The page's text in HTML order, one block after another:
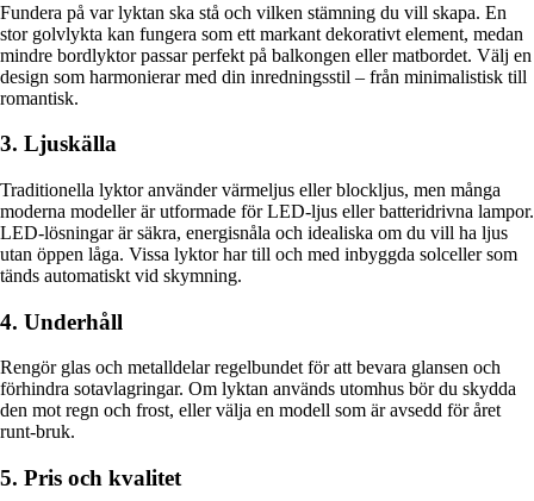
Fundera på var lyktan ska stå och vilken stämning du vill skapa. En
stor golvlykta kan fungera som ett markant dekorativt element, medan
mindre bordlyktor passar perfekt på balkongen eller matbordet. Välj en
design som harmonierar med din inredningsstil – från minimalistisk till
romantisk.
3. Ljuskälla
Traditionella lyktor använder värmeljus eller blockljus, men många
moderna modeller är utformade för LED-ljus eller batteridrivna lampor.
LED-lösningar är säkra, energisnåla och idealiska om du vill ha ljus
utan öppen låga. Vissa lyktor har till och med inbyggda solceller som
tänds automatiskt vid skymning.
4. Underhåll
Rengör glas och metalldelar regelbundet för att bevara glansen och
förhindra sotavlagringar. Om lyktan används utomhus bör du skydda
den mot regn och frost, eller välja en modell som är avsedd för året
runt-bruk.
5. Pris och kvalitet